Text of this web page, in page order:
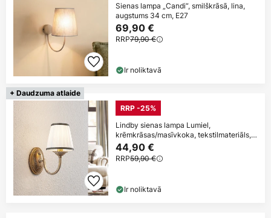
Sienas lampa „Candi“, smilškrāsā, lina,
augstums 34 cm, E27
69,90 €
RRP79,90 €
Ir noliktavā
+ Daudzuma atlaide
RRP -25%
Lindby sienas lampa Lumiel,
krēmkrāsas/masīvkoka, tekstilmateriāls,
27cm
44,90 €
RRP59,90 €
Ir noliktavā